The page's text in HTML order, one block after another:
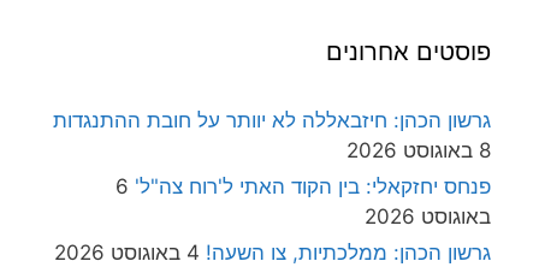
פוסטים אחרונים
גרשון הכהן: חיזבאללה לא יוותר על חובת ההתנגדות
8 באוגוסט 2026
פנחס יחזקאלי: בין הקוד האתי ל'רוח צה"ל' 6
באוגוסט 2026
גרשון הכהן: ממלכתיות, צו השעה! 4 באוגוסט 2026